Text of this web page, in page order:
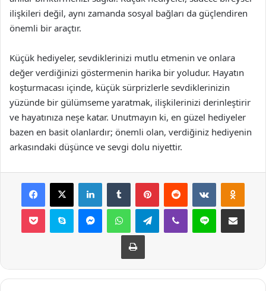
ilişkileri değil, aynı zamanda sosyal bağları da güçlendiren
önemli bir araçtır.
Küçük hediyeler, sevdiklerinizi mutlu etmenin ve onlara
değer verdiğinizi göstermenin harika bir yoludur. Hayatın
koşturmacası içinde, küçük sürprizlerle sevdiklerinizin
yüzünde bir gülümseme yaratmak, ilişkilerinizi derinleştirir
ve hayatınıza neşe katar. Unutmayın ki, en güzel hediyeler
bazen en basit olanlardır; önemli olan, verdiğiniz hediyenin
arkasındaki düşünce ve sevgi dolu niyettir.
Facebook
X LinkedInTumblr PinterestReddit VKontakte
Pocket Skype MessengerWhatsAppTelegramViber Line E-Posta ile
Yazdır